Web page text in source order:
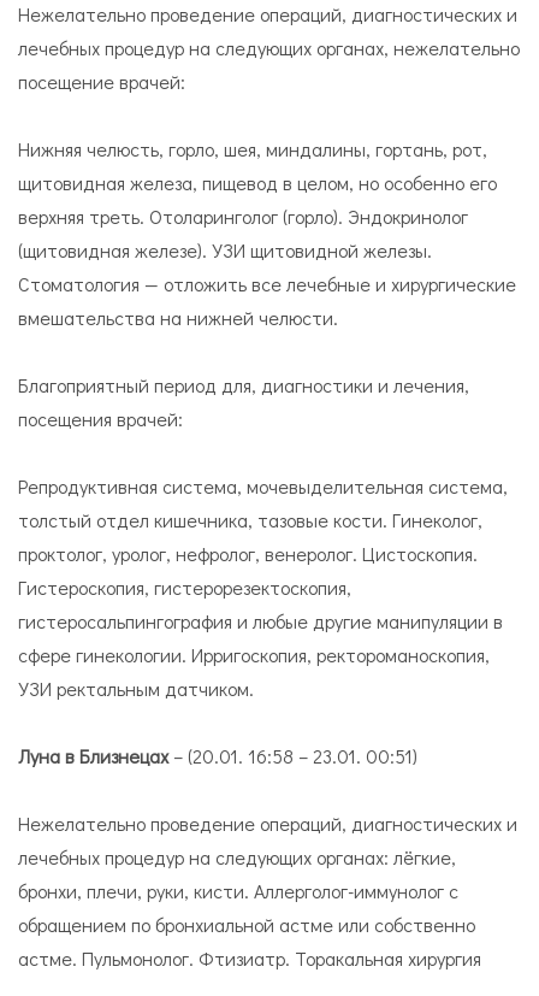
Нежелательно проведение операций, диагностических и
лечебных процедур на следующих органах, нежелательно
посещение врачей:
Нижняя челюсть, горло, шея, миндалины, гортань, рот,
щитовидная железа, пищевод в целом, но особенно его
верхняя треть. Отоларинголог (горло). Эндокринолог
(щитовидная железе). УЗИ щитовидной железы.
Стоматология — отложить все лечебные и хирургические
вмешательства на нижней челюсти.
Благоприятный период для, диагностики и лечения,
посещения врачей:
Репродуктивная система, мочевыделительная система,
толстый отдел кишечника, тазовые кости. Гинеколог,
проктолог, уролог, нефролог, венеролог. Цистоскопия.
Гистероскопия, гистерорезектоскопия,
гистеросальпингография и любые другие манипуляции в
сфере гинекологии. Ирригоскопия, ректороманоскопия,
УЗИ ректальным датчиком.
Луна в Близнецах– (20.01. 16:58 – 23.01. 00:51)
Нежелательно проведение операций, диагностических и
лечебных процедур на следующих органах: лёгкие,
бронхи, плечи, руки, кисти. Аллерголог-иммунолог с
обращением по бронхиальной астме или собственно
астме. Пульмонолог. Фтизиатр. Торакальная хирургия